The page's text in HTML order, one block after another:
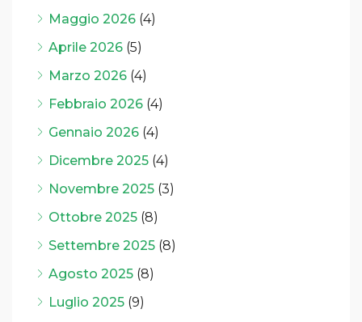
Maggio 2026 (4)
Aprile 2026 (5)
Marzo 2026 (4)
Febbraio 2026 (4)
Gennaio 2026 (4)
Dicembre 2025 (4)
Novembre 2025 (3)
Ottobre 2025 (8)
Settembre 2025 (8)
Agosto 2025 (8)
Luglio 2025 (9)